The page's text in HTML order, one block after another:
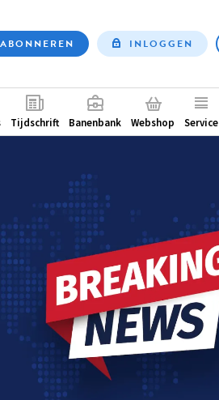
ABONNEREN INLOGGEN
Tijdschrift Banenbank Webshop Service